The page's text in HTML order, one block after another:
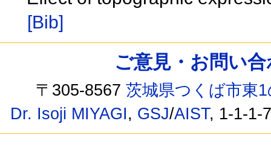
[Bib]
ご意見・お問い
〒305-8567茨城県つくば市東
Dr. Isoji MIYAGI, GSJ/AIST, 1-1-1-